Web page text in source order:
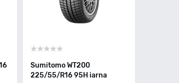
Sumitomo WT200
225/55/R16 95H iarna